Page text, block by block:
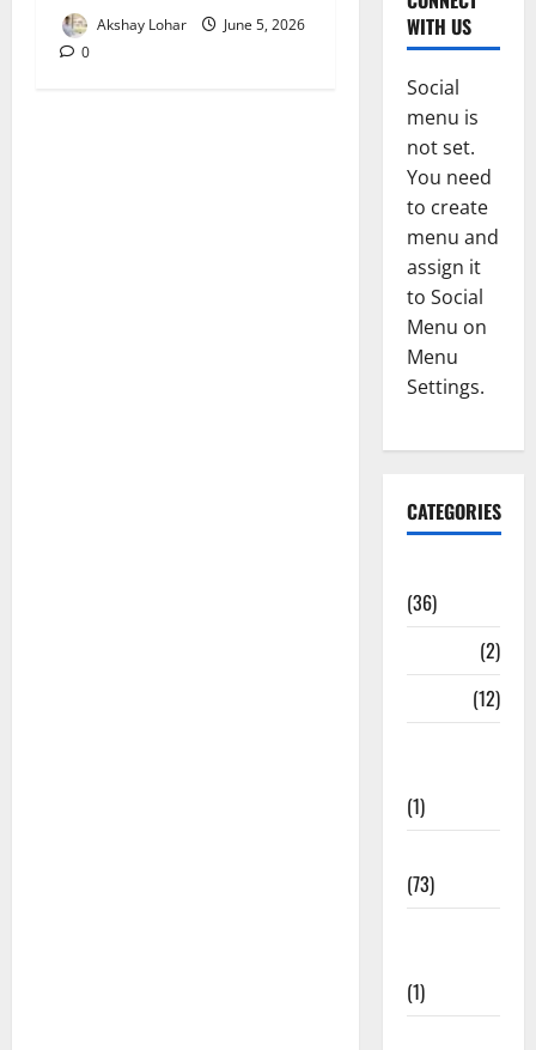
Akshay Lohar
June 5, 2026
0
WITH US
Social
menu is
not set.
You need
to create
menu and
assign it
to Social
Menu on
Menu
Settings.
CATEGORIES
(36)
(2)
(12)
(1)
(73)
(1)